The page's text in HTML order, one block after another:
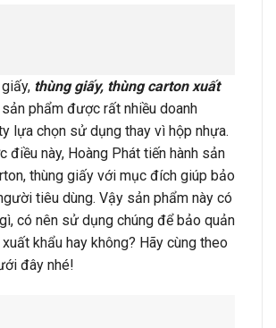
thùng giấy, thùng carton xuất
phẩm được rất nhiều doanh
lựa chọn sử dụng thay vì hộp nhựa.
điều này, Hoàng Phát tiến hành sản
thùng giấy với mục đích giúp bảo
tiêu dùng. Vậy sản phẩm này có
có nên sử dụng chúng để bảo quản
khẩu hay không? Hãy cùng theo
đây nhé!